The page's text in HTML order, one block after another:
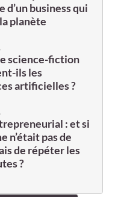
d’un business qui
planète
science-fiction
ils les
artificielles ?
: et si
n’était pas de
de répéter les
?